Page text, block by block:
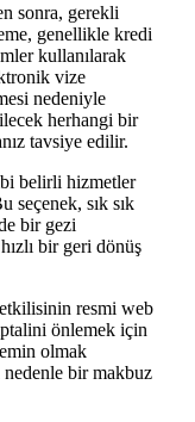
sonra, gerekli
genellikle kredi
kullanılarak
vize
nedeniyle
herhangi bir
tavsiye edilir.
belirli hizmetler
sık sık
bir gezi
bir geri dönüş
resmi web
önlemek için
olmak
nedenle bir makbuz